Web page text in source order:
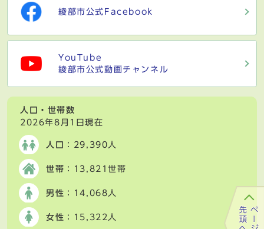
綾部市公式Facebook
YouTube
綾部市公式動画チャンネル
人口・世帯数
2026年8月1日現在
人口 ：29,390人
世帯 ：13,821世帯
男性 ：14,068人
女性 ：15,322人